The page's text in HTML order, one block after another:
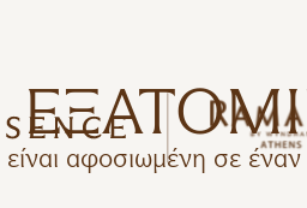
αφοσιωμένη σε έναν